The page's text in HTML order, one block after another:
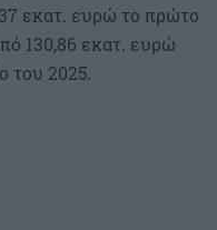
εκατ. ευρώ το πρώτο
130,86 εκατ. ευρώ
του 2025.